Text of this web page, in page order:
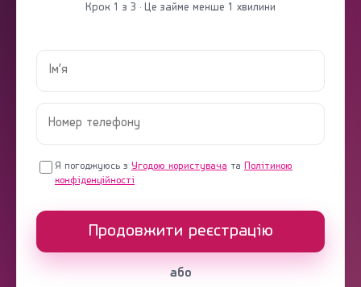
Крок 1 з 3 · Це займе менше 1 хвилини
Я погоджуюсь з Угодою користувача та Політикою
конфіденційності
Продовжити реєстрацію
або